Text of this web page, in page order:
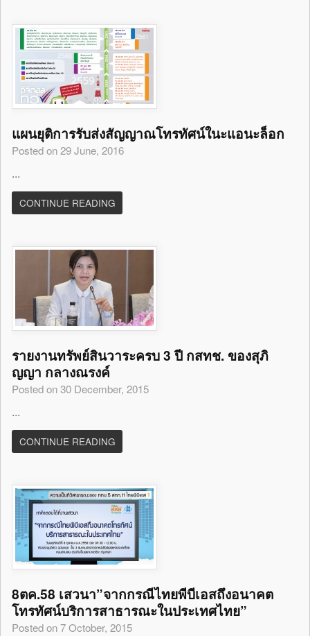
แผนยุติการรับส่งสัญญาณโทรทัศน์ในะแอนะล็อก
Posted on 29 June, 2016
...
CONTINUE READING
รายงานทรัพย์สินวาระครบ 3 ปี กสทช. ของสุภิ
ญญา กลางณรงค์
Posted on 30 December, 2015
...
CONTINUE READING
8ตค.58 เสวนา”จากกรณีไทยพีบีเอสถึงอนาคต
โทรทัศน์บริการสาธารณะในประเทศไทย”
Posted on 7 October, 2015